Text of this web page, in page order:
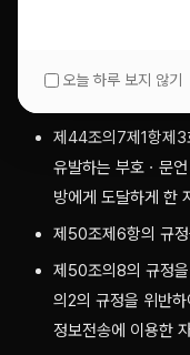
음향ㆍ화상 또는 영
제44조의7제1항제3
유발하는 부호ㆍ문
방에게 도달하게 한
제50조제6항의 규
제50조의8의 규정
의2의 규정을 위반
정보전송에 이용한
오늘 하루 보지 않기